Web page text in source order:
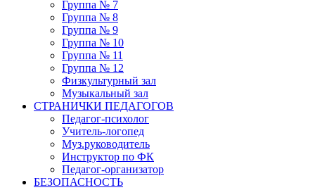
Группа № 7
Группа № 8
Группа № 9
Группа № 10
Группа № 11
Группа № 12
Физкультурный зал
Музыкальный зал
СТРАНИЧКИ ПЕДАГОГОВ
Педагог-психолог
Учитель-логопед
Муз.руководитель
Инструктор по ФК
Педагог-организатор
БЕЗОПАСНОСТЬ